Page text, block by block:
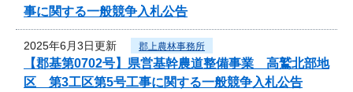
事に関する一般競争入札公告
2025年6月3日更新 郡上農林事務所
【郡基第0702号】県営基幹農道整備事業 高鷲北部地
区 第3工区第5号工事に関する一般競争入札公告